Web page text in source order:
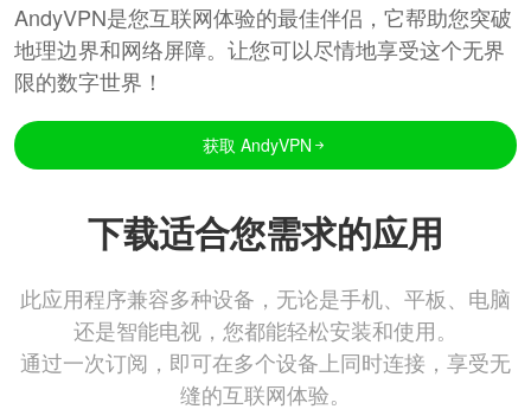
AndyVPN是您互联网体验的最佳伴侣，它帮助您突破
地理边界和网络屏障。让您可以尽情地享受这个无界
限的数字世界！
获取 AndyVPN
下载适合您需求的应用
此应用程序兼容多种设备，无论是手机、平板、电脑
还是智能电视，您都能轻松安装和使用。
通过一次订阅，即可在多个设备上同时连接，享受无
缝的互联网体验。